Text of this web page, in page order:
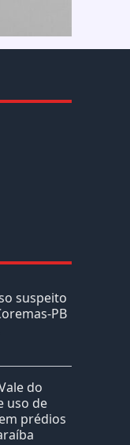
suspeito
PB
do
uso de
prédios